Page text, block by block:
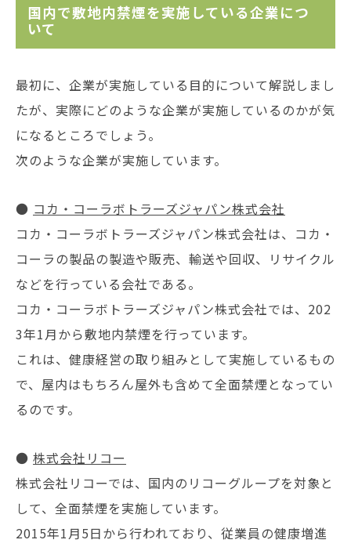
国内で敷地内禁煙を実施している企業につ
いて
最初に、企業が実施している目的について解説しまし
たが、実際にどのような企業が実施しているのかが気
になるところでしょう。
次のような企業が実施しています。
● コカ・コーラボトラーズジャパン株式会社
コカ・コーラボトラーズジャパン株式会社は、コカ・
コーラの製品の製造や販売、輸送や回収、リサイクル
などを行っている会社である。
コカ・コーラボトラーズジャパン株式会社では、202
3年1月から敷地内禁煙を行っています。
これは、健康経営の取り組みとして実施しているもの
で、屋内はもちろん屋外も含めて全面禁煙となってい
るのです。
● 株式会社リコー
株式会社リコーでは、国内のリコーグループを対象と
して、全面禁煙を実施しています。
2015年1月5日から行われており、従業員の健康増進